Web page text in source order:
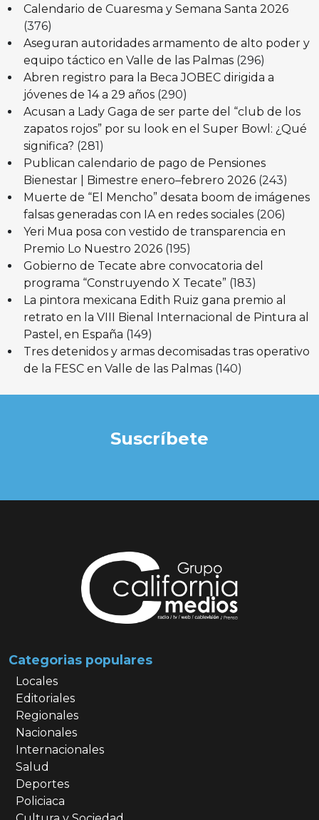
Calendario de Cuaresma y Semana Santa 2026
(376)
Aseguran autoridades armamento de alto poder y
equipo táctico en Valle de las Palmas (296)
Abren registro para la Beca JOBEC dirigida a
jóvenes de 14 a 29 años (290)
Acusan a Lady Gaga de ser parte del “club de los
zapatos rojos” por su look en el Super Bowl: ¿Qué
significa? (281)
Publican calendario de pago de Pensiones
Bienestar | Bimestre enero–febrero 2026 (243)
Muerte de “El Mencho” desata boom de imágenes
falsas generadas con IA en redes sociales (206)
Yeri Mua posa con vestido de transparencia en
Premio Lo Nuestro 2026 (195)
Gobierno de Tecate abre convocatoria del
programa “Construyendo X Tecate” (183)
La pintora mexicana Edith Ruiz gana premio al
retrato en la VIII Bienal Internacional de Pintura al
Pastel, en España (149)
Tres detenidos y armas decomisadas tras operativo
de la FESC en Valle de las Palmas (140)
Suscríbete
Categorias populares
Locales
Editoriales
Regionales
Nacionales
Internacionales
Salud
Deportes
Policiaca